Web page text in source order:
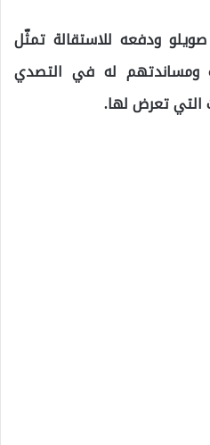
ودفعه للاستقالة تمثّل
ومساندتهم له في التصدي
التي تعرض لها.